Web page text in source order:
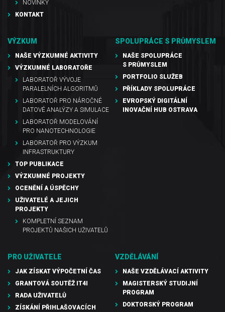
NOVINKY
KONTAKT
VÝZKUM
NAŠE VÝZKUMNÉ AKTIVITY
VÝZKUMNÉ LABORATOŘE
LABORATOŘ VÝVOJE
PARALELNÍCH ALGORITMŮ
LABORATOŘ PRO NÁROČNÉ
DATOVÉ ANALÝZY A SIMULACE
LABORATOŘ MODELOVÁNÍ
PRO NANOTECHNOLOGIE
LABORATOŘ PRO VÝZKUM
INFRASTRUKTURY
TOP PUBLIKACE
VÝZKUMNÉ PROJEKTY
OCENĚNÍ A ÚSPĚCHY
UŽIVATELÉ A JEJICH
PROJEKTY
KOMPLETNÍ SEZNAM
PROJEKTŮ NAŠICH UŽIVATELŮ
SPOLUPRÁCE S PRŮMYSLEM
NAŠE SPOLUPRÁCE
S PRŮMYSLEM
PORTFOLIO SLUŽEB
PŘÍKLADY SPOLUPRÁCE
EVROPSKÝ DIGITÁLNÍ
INOVAČNÍ HUB OSTRAVA
PRO UŽIVATELE
JAK ZÍSKAT VÝPOČETNÍ ČAS
GRANTOVÁ SOUTĚŽ IT4I
RADA UŽIVATELŮ
ZÍSKÁNÍ PŘIHLAŠOVACÍCH
VZDĚLÁVÁNÍ
NAŠE VZDĚLÁVACÍ AKTIVITY
MAGISTERSKÝ STUDIJNÍ
PROGRAM
DOKTORSKÝ PROGRAM